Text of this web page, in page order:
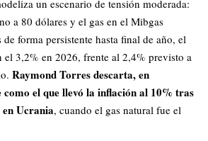
un escenario de tensión moderada:
a 80 dólares y el gas en el Mibgas
forma persistente hasta final de año, el
el 3,2% en 2026, frente al 2,4% previsto a
Raymond Torres descarta, en
el que llevó la inflación al 10% tras
Ucrania, cuando el gas natural fue el